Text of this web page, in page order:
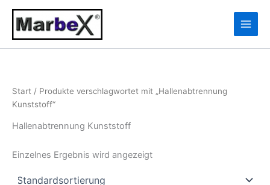
Zum
Inhalt
springen
Start / Produkte verschlagwortet mit „Hallenabtrennung
Kunststoff“
Hallenabtrennung Kunststoff
Einzelnes Ergebnis wird angezeigt